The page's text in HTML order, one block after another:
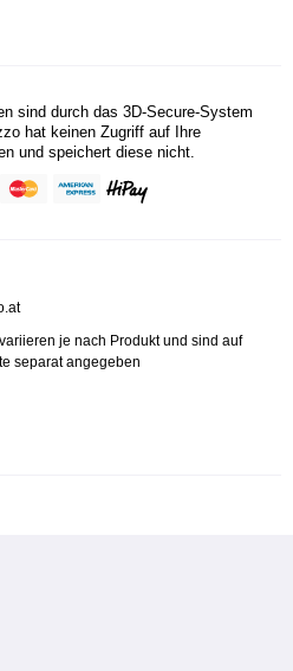
sind durch das 3D-Secure-System
hat keinen Zugriff auf Ihre
und speichert diese nicht.
je nach Produkt und sind auf
separat angegeben